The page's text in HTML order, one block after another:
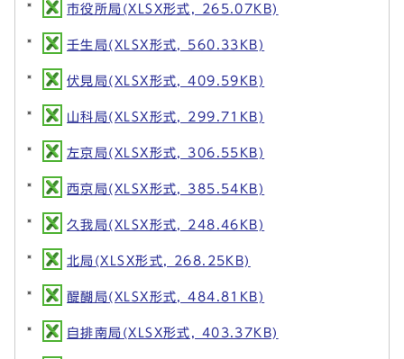
市役所局(XLSX形式, 265.07KB)
壬生局(XLSX形式, 560.33KB)
伏見局(XLSX形式, 409.59KB)
山科局(XLSX形式, 299.71KB)
左京局(XLSX形式, 306.55KB)
西京局(XLSX形式, 385.54KB)
久我局(XLSX形式, 248.46KB)
北局(XLSX形式, 268.25KB)
醍醐局(XLSX形式, 484.81KB)
自排南局(XLSX形式, 403.37KB)